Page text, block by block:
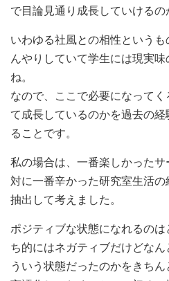
で目論見通り成長していけるの
いわゆる社風との相性という
んやりしていて学生には現実
ね。
なので、ここで必要になって
て成長しているのかを過去の
ることです。
私の場合は、一番楽しかった
対に一番辛かった研究室生活
抽出して考えました。
ポジティブな状態になれるの
ち的にはネガティブだけどな
ういう状態だったのかをきち